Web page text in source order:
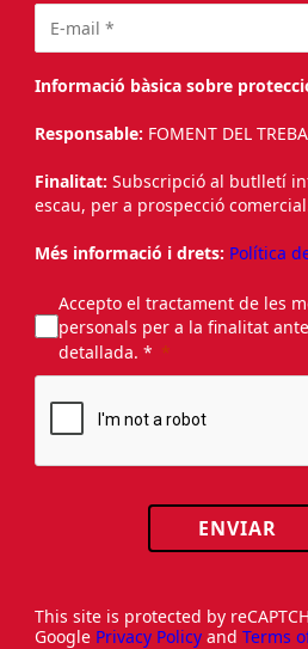
Informació bàsica sobre
Responsable: FOMENT DEL
Finalitat: Subscripció al butlletí
escau, per a prospecció
Més informació i drets: Política
Accepto el tractament de les
personals per a la finalitat
detallada. *
ENVIAR
This site is protected by
Google Privacy Policy and Terms